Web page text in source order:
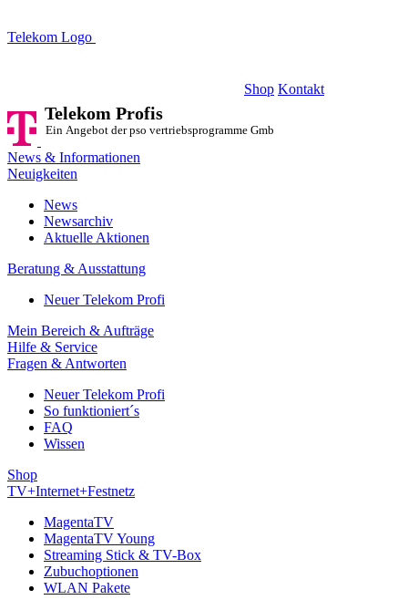
Telekom Logo
Shop Kontakt
Telekom Profis
Ein Angebot der pso vertriebsprogramme GmbH
News & Informationen
Neuigkeiten
News
Newsarchiv
Aktuelle Aktionen
Beratung & Ausstattung
Neuer Telekom Profi
Mein Bereich & Aufträge
Hilfe & Service
Fragen & Antworten
Neuer Telekom Profi
So funktioniert´s
FAQ
Wissen
Shop
TV+Internet+Festnetz
MagentaTV
MagentaTV Young
Streaming Stick & TV-Box
Zubuchoptionen
WLAN Pakete